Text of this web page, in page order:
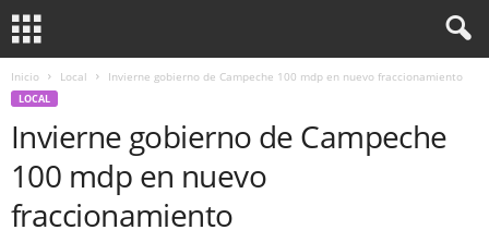
Inicio Local Invierne gobierno de Campeche 100 mdp en nuevo fraccionamiento
LOCAL
Invierne gobierno de Campeche
100 mdp en nuevo
fraccionamiento